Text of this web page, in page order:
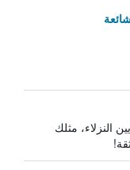
النزلاء، مثلك